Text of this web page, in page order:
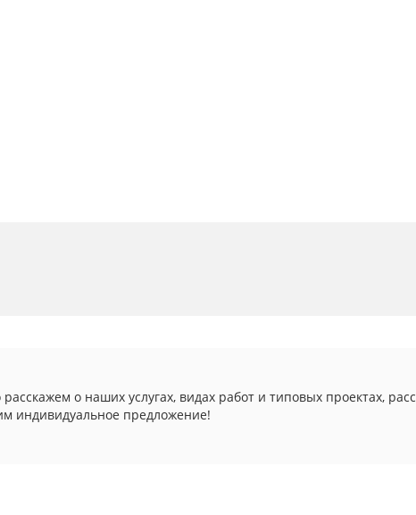
о наших услугах, видах работ и типовых проектах,
индивидуальное предложение!